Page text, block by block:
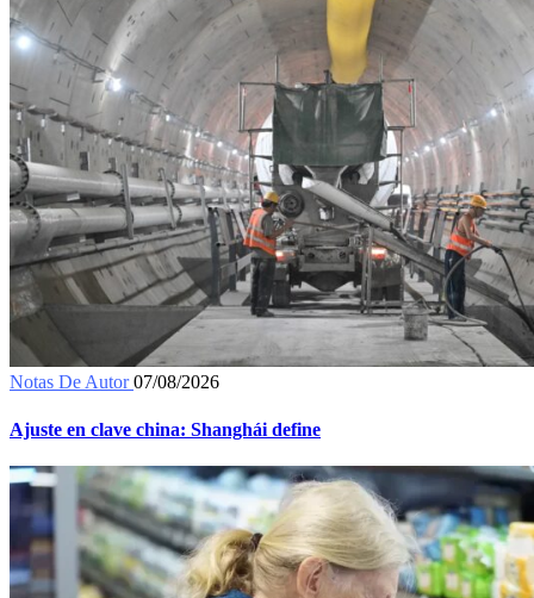
Notas De Autor 07/08/2026
Ajuste en clave china: Shanghái define